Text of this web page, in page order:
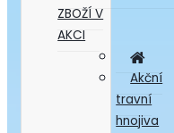
ZBOŽÍ V
AKCI
Akční
travní
hnojiva